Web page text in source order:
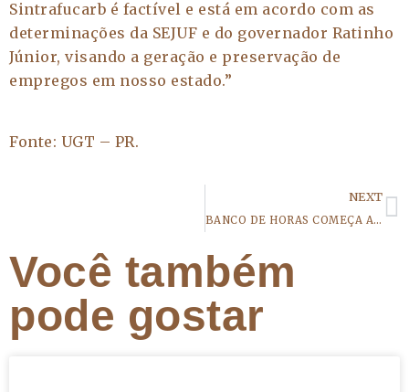
Sintrafucarb é factível e está em acordo com as
determinações da SEJUF e do governador Ratinho
Júnior, visando a geração e preservação de
empregos em nosso estado.”
Fonte: UGT – PR.
NEXT
BANCO DE HORAS COMEÇA A SER USADO NA MONDELEZ
Você também
pode gostar